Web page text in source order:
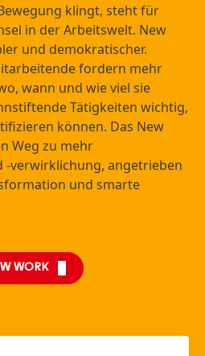
klingt, steht für
in der Arbeitswelt. New
und demokratischer.
fordern mehr
wann und wie viel sie
Tätigkeiten wichtig,
können. Das New
Weg zu mehr
-verwirklichung, angetrieben
und smarte
WORK